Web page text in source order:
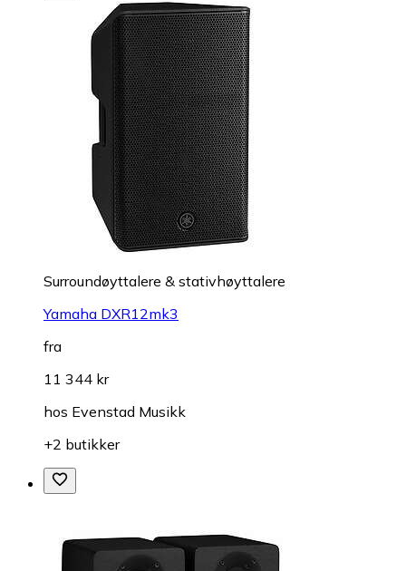
Surroundøyttalere & stativhøyttalere
Yamaha DXR12mk3
fra
11 344 kr
hos Evenstad Musikk
+2 butikker